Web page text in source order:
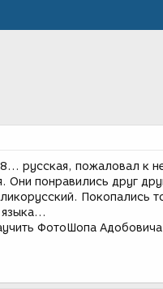
русская, пожаловал к
понравились друг
Покопались
ФотоШопа